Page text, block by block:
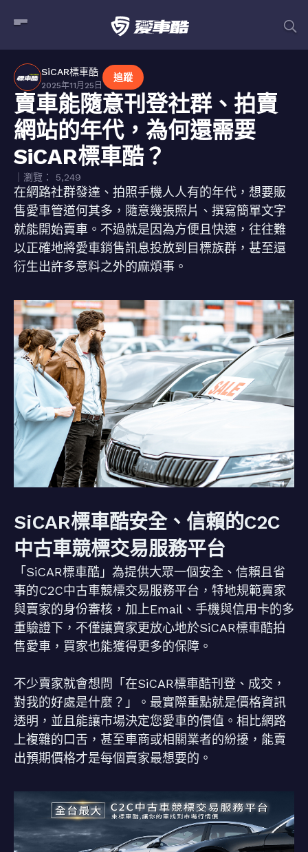
SiCAR標車酷
2025年11月25日
追蹤
賣車能隨意刊登社群、拍賣
網站的年代，為何還需要
SiCAR標車酷？
｜瀏覽： 5,249
在網路社群發達、拍照手機人人有的年代，想要販
售愛車管道何其多，隨意幾張照片、撰寫簡單文字
就能開始賣車。不過就是因為方便且快速，往往難
以正確地將愛車銷售訊息投放到目標族群，甚至還
衍生出許多意料之外的麻煩事。
SiCAR標車酷安全、信賴的C2C
中古車競標交易服務平台
「SiCAR標車酷」為提供大眾一個安全、信賴且省
事的C2C中古車競標交易服務平台，特地規範賣家
與賣家的身份審核，加上Email、手機與信用卡的多
重驗證下，不僅讓賣家更放心地於SiCAR標車酷拍
售愛車，買家也能獲得更多的保障。
不少賣家就會想問「在SiCAR標車酷刊登、成交，
對我的好處是什麼？」。最實際重點就是價格資訊
透明，並且能讓市場決定您愛車的價值。相比網路
上複雜的口舌，甚至車商或相關業者的紛擾，能賣
出預期價格才是每個賣家最想要的。